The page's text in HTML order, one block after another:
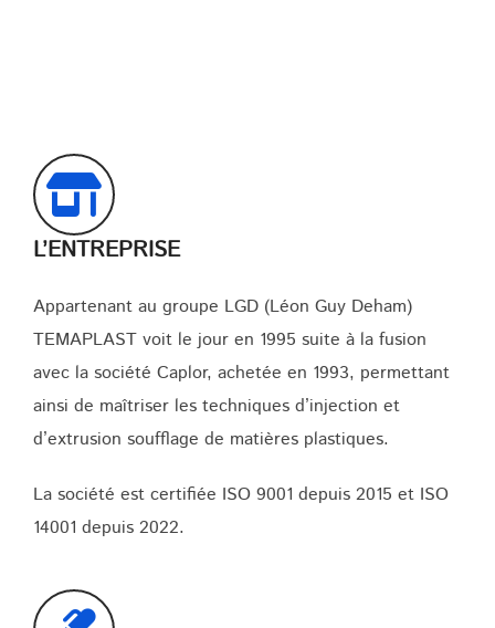
L’ENTREPRISE
Appartenant au groupe LGD (Léon Guy Deham)
TEMAPLAST voit le jour en 1995 suite à la fusion
avec la société Caplor, achetée en 1993, permettant
ainsi de maîtriser les techniques d’injection et
d’extrusion soufflage de matières plastiques.
La société est certifiée ISO 9001 depuis 2015 et ISO
14001 depuis 2022.